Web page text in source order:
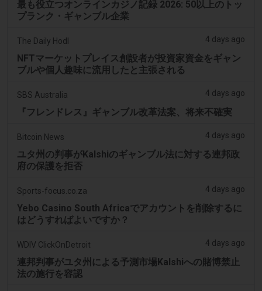
最も役立つオンラインカジノ記録 2026: 50以上のトッ
プランク・ギャンブル企業
The Daily Hodl 4 days ago
NFTマーケットプレイス創設者が投資家資金をギャン
ブルや個人趣味に流用したと主張される
SBS Australia 4 days ago
『フレンドレス』ギャンブル改革法案、将来不確実
Bitcoin News 4 days ago
ユタ州の判事がKalshiのギャンブル法に対する連邦政
府の保護を拒否
Sports-focus.co.za 4 days ago
Yebo Casino South Africaでアカウントを削除するに
はどうすればよいですか？
WDIV ClickOnDetroit 4 days ago
連邦判事がユタ州による予測市場Kalshiへの賭博禁止
法の施行を容認